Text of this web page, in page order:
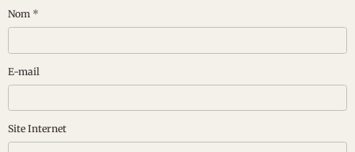
Nom
E-mail
Site Internet